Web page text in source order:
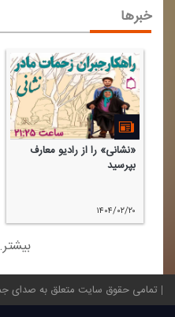
خبرها
«نشانی» را از رادیو معارف
بپرسید
۱۴۰۴/۰۲/۲۰
...بیشتر
تمامی حقوق سایت متعلق به صدای